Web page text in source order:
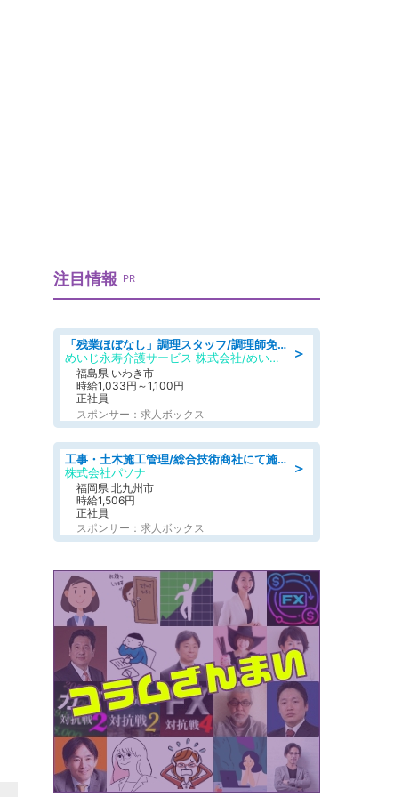
注目情報 PR
＞
「残業ほぼなし」調理スタッフ/調理師免許必須/正職員/日勤のみ/住宅型有料老人ホーム
めいじ永寿介護サービス 株式会社/めいじ永寿介護サービスセンター
福島県 いわき市
時給1,033円～1,100円
正社員
スポンサー：求人ボックス
＞
工事・土木施工管理/総合技術商社にて施工管理のお仕事/即日勤務可/車通勤可/工事・土木施工管理/生産・品質管理
株式会社パソナ
福岡県 北九州市
時給1,506円
正社員
スポンサー：求人ボックス